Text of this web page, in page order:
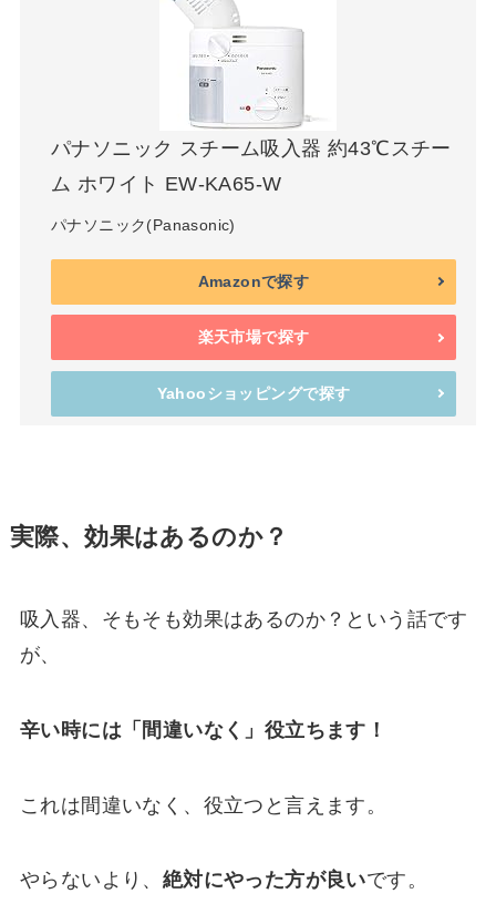
パナソニック スチーム吸入器 約43℃スチー
ム ホワイト EW-KA65-W
パナソニック(Panasonic)
Amazonで探す
楽天市場で探す
Yahooショッピングで探す
実際、効果はあるのか？
吸入器、そもそも効果はあるのか？という話です
が、
辛い時には「間違いなく」役立ちます！
これは間違いなく、役立つと言えます。
やらないより、 絶対にやった方が良いです。